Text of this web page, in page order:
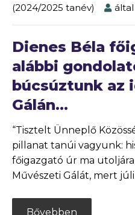
(2024/2025 tanév)
által
Dienes Béla
alábbi
búcsúztunk az
Gálán…
“Tisztelt Ünneplő
pillanat tanúi vagyunk:
főigazgató úr ma
Művészeti Gálát, mert
Bővebben